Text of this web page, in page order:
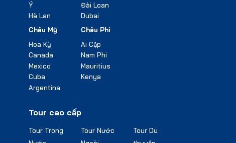
Ý
Hà Lan
Đài Loan
Dubai
Châu Mỹ
Hoa Kỳ
Canada
Mexico
Cuba
Argentina
Châu Phi
Ai Cập
Nam Phi
Mauritius
Kenya
Tour cao cấp
Tour Trong
Tour Nước
Tour Du